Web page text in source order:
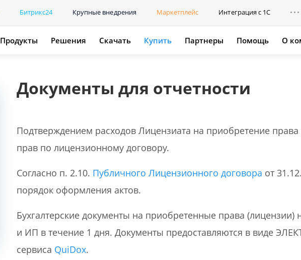
Битрикс24 Крупные внедрения Маркетплейс Интеграция с 1С
Продукты Решения Скачать Купить Партнеры Помощь О
Документы для отчетности
Подтверждением расходов Лицензиата на приобретение
прав по лицензионному договору.
Согласно п. 2.10. Публичного Лицензионного договора от
порядок оформления актов.
Бухгалтерские документы на приобретенные права
и ИП в течение 1 дня. Документы предоставляются в виде
сервиса QuiDox.